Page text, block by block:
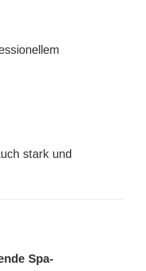
stark und
Spa-